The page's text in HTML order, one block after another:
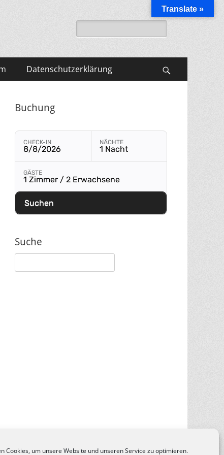
Cookies, um unsere Website und unseren Service zu optimieren.
nach:
Datenschutzerklärung
Buchung
CHECK-IN
8/8/2026
NÄCHTE
1 Nacht
GÄSTE
1 Zimmer / 2 Erwachsene
Suchen
Buchungsmodul mit ausgewählten Parametern öffnen
Suche
nach:
Translate »